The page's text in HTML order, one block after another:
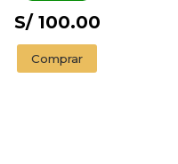
S/ 100.00
Comprar